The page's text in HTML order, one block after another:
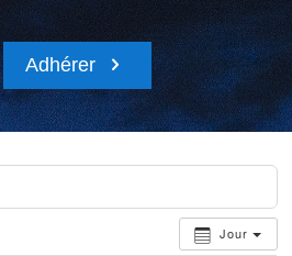
Adhérer
Jour